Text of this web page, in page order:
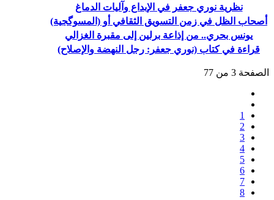
نظرية نوري جعفر في الإبداع وآليات الدماغ
أصحاب الظل في زمن التسويق الثقافي أو (المسوگجية)
يونس بحري.. من إذاعة برلين إلى مقبرة الغزالي
قراءة في كتاب (نوري جعفر: رجل النهضة والإصلاح)
الصفحة 3 من 77
1
2
3
4
5
6
7
8